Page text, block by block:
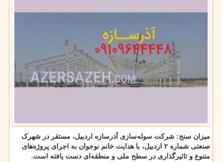
میزان سنج: شرکت سوله‌سازی آذرسازه اردبیل، مستقر در شهرک
صنعتی شماره ۲ اردبیل، با هدایت خانم نوجوان به اجرای پروژه‌های
متنوع و تاثیرگذاری در سطح ملی و منطقه‌ای دست یافته است.